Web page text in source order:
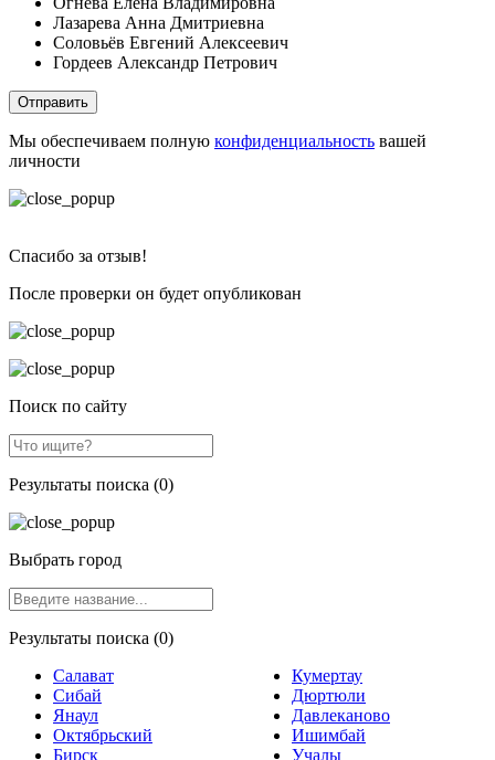
Лазарева Анна Дмитриевна
Соловьёв Евгений Алексеевич
Гордеев Александр Петрович
Отправить
Мы обеспечиваем полную конфиденциальность вашей
личности
Спасибо за отзыв!
После проверки он будет опубликован
Поиск по сайту
Результаты поиска (0)
Выбрать город
Результаты поиска (0)
Салават
Кумертау
Сибай
Дюртюли
Янаул
Давлеканово
Октябрьский
Ишимбай
Бирск
Учалы